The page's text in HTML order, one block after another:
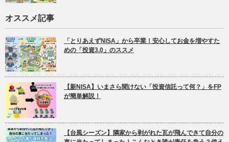
オススメ記事
「とりあえずNISA」から卒業！安心してお金を増やすた
めの「投資3.0」のススメ
【新NISA】いまさら聞けない「投資信託って何？」をFP
が簡単解説！
【台風シーズン】隣家から剥がれた瓦が飛んできて自分の